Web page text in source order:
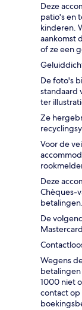
Deze
patio's en
kinderen.
aankomst
of ze een
De foto's
standaard
ter
Ze
Voor de
Deze
Chèques-
betalingen.
De
Wegens
betalingen
1000 niet
contact op